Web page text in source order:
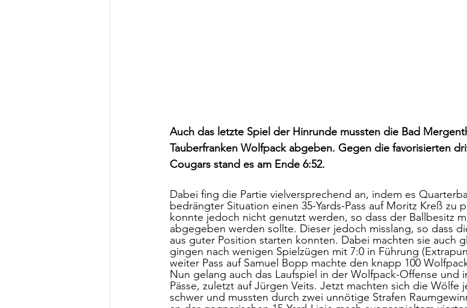
Auch das letzte Spiel der Hinrunde mussten die Bad
Tauberfranken Wolfpack abgeben. Gegen die favorisierten
Cougars stand es am Ende 6:52.
Dabei fing die Partie vielversprechend an, indem es
bedrängter Situation einen 35-Yards-Pass auf Moritz Kreß zu
konnte jedoch nicht genutzt werden, so dass der Ballbesitz
abgegeben werden sollte. Dieser jedoch misslang, so dass
aus guter Position starten konnten. Dabei machten sie auch
gingen nach wenigen Spielzügen mit 7:0 in Führung
weiter Pass auf Samuel Bopp machte den knapp 100
Nun gelang auch das Laufspiel in der Wolfpack-Offense und
Pässe, zuletzt auf Jürgen Veits. Jetzt machten sich die Wölfe
schwer und mussten durch zwei unnötige Strafen